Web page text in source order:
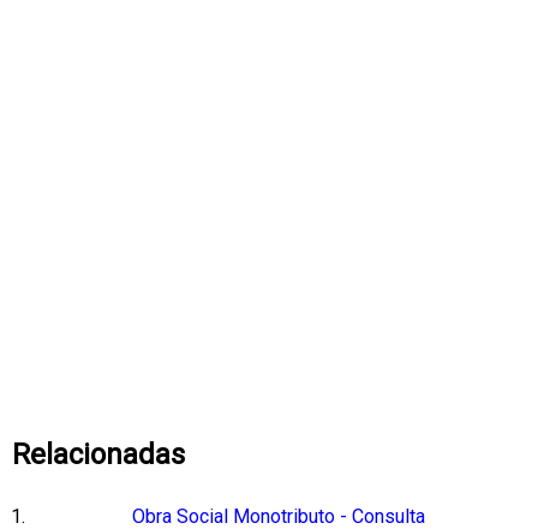
Relacionadas
Obra Social Monotributo - Consulta